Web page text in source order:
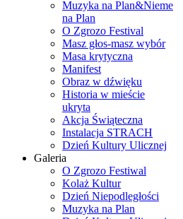
Muzyka na Plan&Nieme
na Plan
O Zgrozo Festival
Masz głos-masz wybór
Masa krytyczna
Manifest
Obraz w dźwięku
Historia w mieście
ukryta
Akcja Świąteczna
Instalacja STRACH
Dzień Kultury Ulicznej
Galeria
O Zgrozo Festiwal
Kolaż Kultur
Dzień Niepodległości
Muzyka na Plan